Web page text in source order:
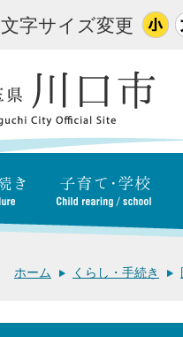
文字サイズ変更
ホーム くらし・手続き